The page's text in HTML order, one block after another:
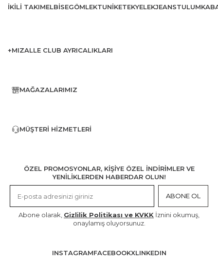
İKILI TAKIMELBISEGÖMLEKTUNIKETEKYELEKJEANSTULUM
+MIZALLE CLUB AYRICALIKLARI
MAĞAZALARIMIZ
MÜŞTERI HIZMETLERI
ÖZEL PROMOSYONLAR, KİŞİYE ÖZEL İNDİRİMLER VE
YENİLİKLERDEN HABERDAR OLUN!
ABONE OL
Abone olarak, Gizlilik Politikası ve KVKK İznini okumuş,
onaylamış oluyorsunuz.
INSTAGRAMFACEBOOKXLINKEDIN